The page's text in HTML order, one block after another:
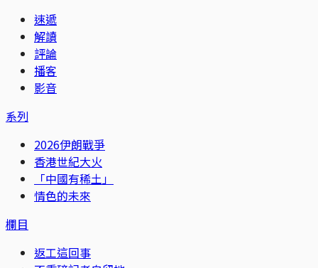
速遞
解讀
評論
播客
影音
系列
2026伊朗戰爭
香港世紀大火
「中國有稀土」
情色的未來
欄目
返工這回事